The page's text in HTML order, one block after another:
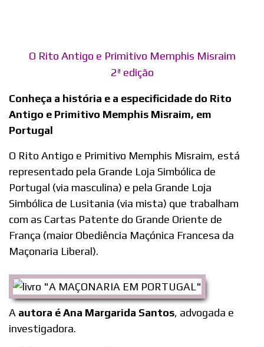
O Rito Antigo e Primitivo Memphis Misraim
2ª edição
Conheça a história e a especificidade do Rito
Antigo e Primitivo Memphis Misraim, em
Portugal
O Rito Antigo e Primitivo Memphis Misraim, está
representado pela Grande Loja Simbólica de
Portugal (via masculina) e pela Grande Loja
Simbólica de Lusitania (via mista) que trabalham
com as Cartas Patente do Grande Oriente de
França (maior Obediência Maçónica Francesa da
Maçonaria Liberal).
A autora é Ana Margarida Santos, advogada e
investigadora.